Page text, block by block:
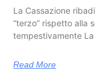
La Cassazione
“terzo” rispetto alla
tempestivamente
Read More